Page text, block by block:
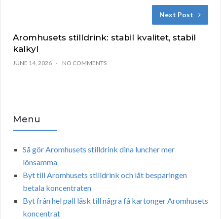
Next Post
Aromhusets stilldrink: stabil kvalitet, stabil
kalkyl
JUNE 14, 2026 NO COMMENTS
Menu
Så gör Aromhusets stilldrink dina luncher mer
lönsamma
Byt till Aromhusets stilldrink och låt besparingen
betala koncentraten
Byt från hel pall läsk till några få kartonger Aromhusets
koncentrat